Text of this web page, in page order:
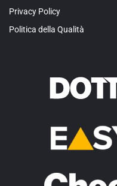
Privacy Policy
Politica della Qualità